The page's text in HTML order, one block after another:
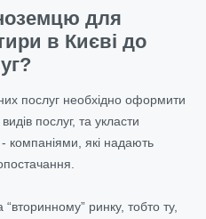
для
в Києві до
послуг необхідно оформити
послуг, та укласти
компаніями, які надають
ринку, тобто ту,